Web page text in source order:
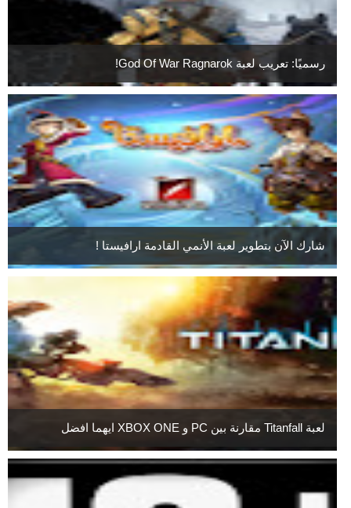
رسميًا: تعريب لعبة God Of War Ragnarok!
شارك الآن بتطوير لعبة الأنمي القادمة ارافيستا !
لعبة Titanfall مقارنة بين PC و XBOX ONE ايهما افضل